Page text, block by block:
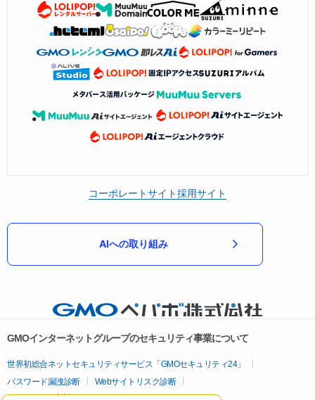
コーポレートサイト採用サイト
AIへの取り組み
GMOインターネットグループのセキュリティ事業について
世界初総合ネットセキュリティサービス「GMOセキュリティ24」
パスワード漏洩診断
Webサイトリスク診断
セキュリティ相談AIチャットボット